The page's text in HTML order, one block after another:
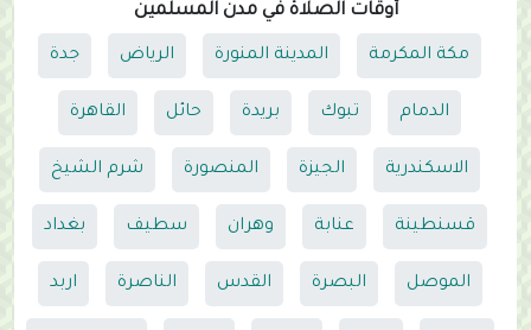
أوقات الصلاة في مدن المسلمين
مكة المكرمة المدينة المنورة الرياض جدة
الدمام تبوك بريدة حائل القاهرة
الاسكندرية الجيزة المنصورة شرم الشيخ
قسنطينة عنابة وهران سطيف بغداد
الموصل البصرة القدس الناصرة اربد